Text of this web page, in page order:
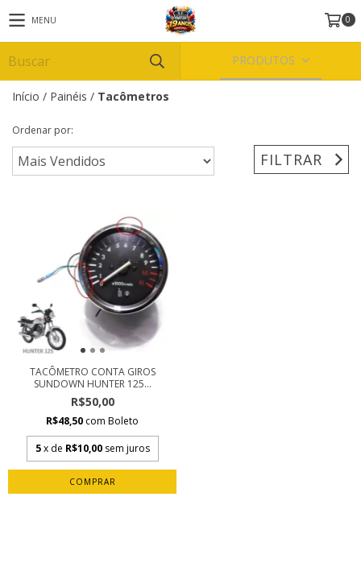
MENU 0
PRODUTOS
Início / Painéis / Tacômetros
Ordenar por:
FILTRAR
TACÔMETRO CONTA GIROS
SUNDOWN HUNTER 125...
R$50,00
R$48,50 com Boleto
5 x de R$10,00 sem juros